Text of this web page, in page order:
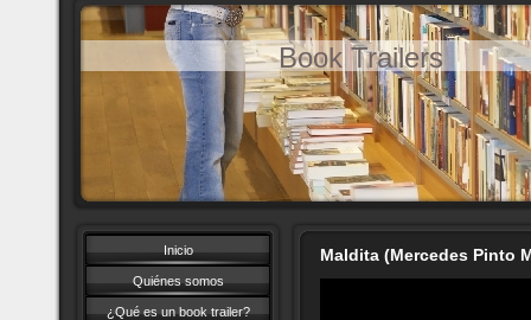
Book Trailers
Inicio
Quiénes somos
¿Qué es un book trailer?
Maldita (Mercedes Pinto